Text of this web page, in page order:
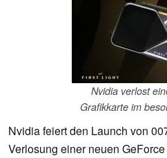
Nvidia verlost
Grafikkarte im
Nvidia feiert den Launch von
Verlosung einer neuen